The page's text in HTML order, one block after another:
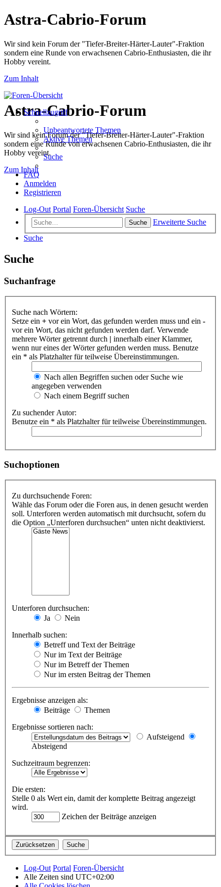
Astra-Cabrio-Forum
Wir sind kein Forum der "Tiefer-Breiter-Härter-Lauter"-Fraktion
sondern eine Runde von erwachsenen Cabrio-Enthusiasten, die ihr
Hobby vereint.
Zum Inhalt
Astra-Cabrio-Forum
Wir sind kein Forum der "Tiefer-Breiter-Härter-Lauter"-Fraktion
sondern eine Runde von erwachsenen Cabrio-Enthusiasten, die ihr
Hobby vereint.
Zum Inhalt
Schnellzugriff
Unbeantwortete Themen
Aktive Themen
Suche
FAQ
Anmelden
Registrieren
Log-Out Portal Foren-Übersicht Suche
Suche
Erweiterte Suche
Suche
Suche
Suchanfrage
Suche nach Wörtern:
Setze ein + vor ein Wort, das gefunden werden muss und ein -
vor ein Wort, das nicht gefunden werden darf. Verwende
mehrere Wörter getrennt durch | innerhalb einer Klammer,
wenn nur eines der Wörter gefunden werden muss. Benutze
ein * als Platzhalter für teilweise Übereinstimmungen.
Nach allen Begriffen suchen oder Suche wie
angegeben verwenden
Nach einem Begriff suchen
Zu suchender Autor:
Benutze ein * als Platzhalter für teilweise Übereinstimmungen.
Suchoptionen
Zu durchsuchende Foren:
Wähle das Forum oder die Foren aus, in denen gesucht werden
soll. Unterforen werden automatisch mit durchsucht, sofern du
die Option „Unterforen durchsuchen“ unten nicht deaktivierst.
Unterforen durchsuchen:
Ja
Nein
Innerhalb suchen:
Betreff und Text der Beiträge
Nur im Text der Beiträge
Nur im Betreff der Themen
Nur im ersten Beitrag der Themen
Ergebnisse anzeigen als:
Beiträge
Themen
Ergebnisse sortieren nach:
Aufsteigend
Absteigend
Suchzeitraum begrenzen:
Die ersten:
Stelle 0 als Wert ein, damit der komplette Beitrag angezeigt
wird.
Zeichen der Beiträge anzeigen
Log-Out Portal Foren-Übersicht
Alle Zeiten sind UTC+02:00